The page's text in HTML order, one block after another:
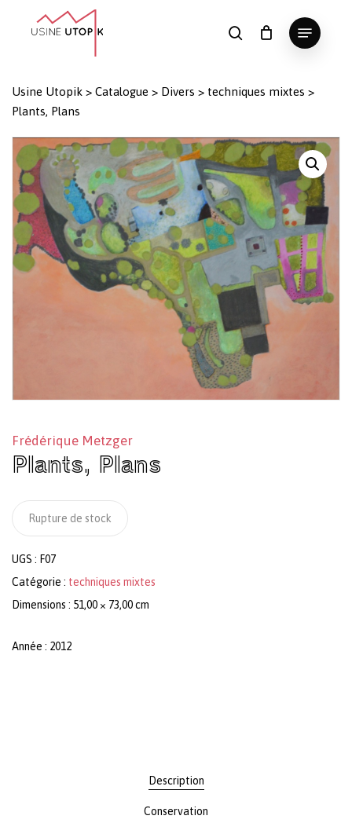
search
Menu
Panier Fermer
le
Usine Utopik > Catalogue > Divers > techniques mixtes >
Plants, Plans
Frédérique Metzger
Plants, Plans
Rupture de stock
UGS : F07
Catégorie : techniques mixtes
Dimensions : 51,00 × 73,00 cm
Année : 2012
Description
Conservation
Close